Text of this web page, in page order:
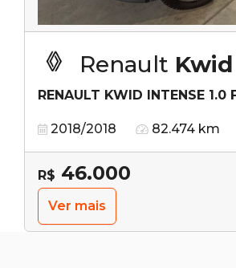
Renault Kwid
RENAULT KWID INTENSE 1.0
2018/2018 82.474 km
R$ 46.000
Ver mais